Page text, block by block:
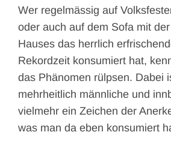
Wer regelmässig auf
oder auch auf dem Sofa mit
Hauses das herrlich
Rekordzeit konsumiert hat,
das Phänomen rülpsen. Dabei
mehrheitlich männliche und
vielmehr ein Zeichen der
was man da eben konsumiert